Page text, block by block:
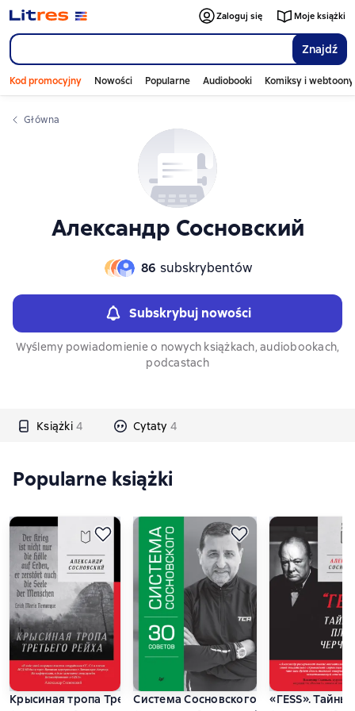
Znajdź
Zaloguj się Moje książki
Kod promocyjny Nowości Popularne Audiobooki Komiksy i webtoony
Główna
Александр Сосновский
86 subskrybentów
Subskrybuj nowości
Wyślemy powiadomienie o nowych książkach, audiobookach,
podcastach
Książki 4 Cytaty 4
Слайдер с книгами
Popularne książki
Крысиная тропа Третьего рейхаСистема Сосновского. 30 советов
«ГESS».
Слайдер с книгами